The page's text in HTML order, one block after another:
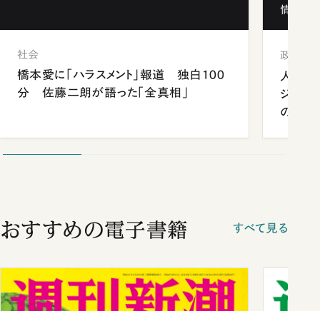
社会
橋本愛に「ハラスメント」報道 独白100
分 佐藤二朗が語った「全真相」
情報局」
政治
人事、
ジェン
の難題
おすすめの電子書籍 すべて見る